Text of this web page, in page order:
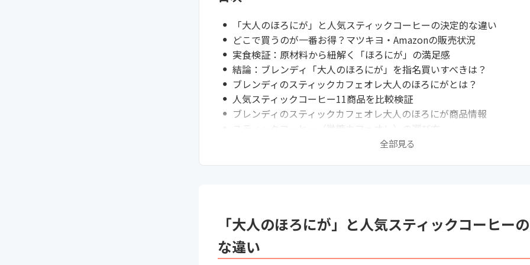
「大人のほろにが」と人気スティックコーヒーの決定的な違い
どこで買うのが一番お得？マツキヨ・Amazonの販売状況
実食検証：原材料から紐解く「ほろにが」の満足感
結論：ブレンディ「大人のほろにが」を指名買いすべきは？
ブレンディのスティックカフェオレ大人のほろにがとは？
人気スティックコーヒー11商品を比較検証
ブレンディのスティックカフェオレ大人のほろにが商品情報
スティックコーヒー（微糖カフェオレ）の選び方
次に読むべきスティックコーヒーの関連記事はこちら
全部見る
「大人のほろにが」と人気スティックコーヒー
な違い